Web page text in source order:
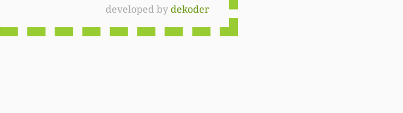
developed bydekoder